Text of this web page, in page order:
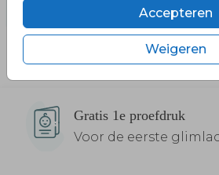
Accepteren
Weigeren
Gratis 1e proefdruk
Voor de eerste